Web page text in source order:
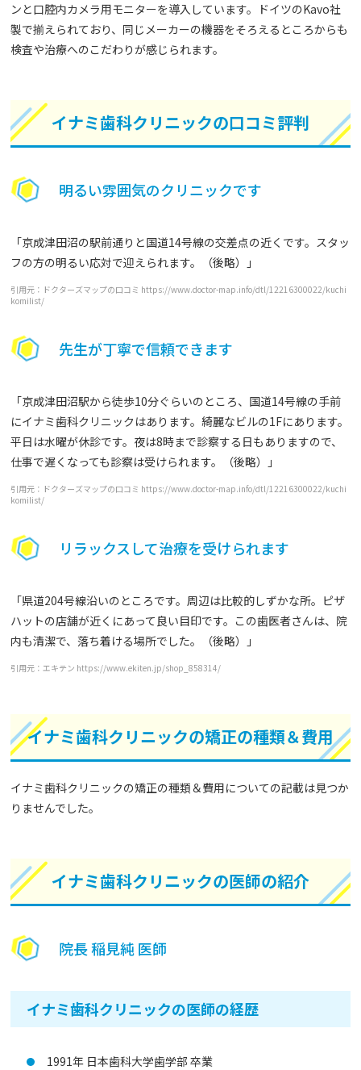
ンと口腔内カメラ用モニターを導入しています。ドイツのKavo社
製で揃えられており、同じメーカーの機器をそろえるところからも
検査や治療へのこだわりが感じられます。
イナミ歯科クリニックの口コミ評判
明るい雰囲気のクリニックです
「京成津田沼の駅前通りと国道14号線の交差点の近くです。スタッ
フの方の明るい応対で迎えられます。（後略）」
引用元：ドクターズマップの口コミ https://www.doctor-map.info/dtl/12216300022/kuchi
komilist/
先生が丁寧で信頼できます
「京成津田沼駅から徒歩10分ぐらいのところ、国道14号線の手前
にイナミ歯科クリニックはあります。綺麗なビルの1Fにあります。
平日は水曜が休診です。夜は8時まで診察する日もありますので、
仕事で遅くなっても診察は受けられます。（後略）」
引用元：ドクターズマップの口コミ https://www.doctor-map.info/dtl/12216300022/kuchi
komilist/
リラックスして治療を受けられます
「県道204号線沿いのところです。周辺は比較的しずかな所。ピザ
ハットの店舗が近くにあって良い目印です。この歯医者さんは、院
内も清潔で、落ち着ける場所でした。（後略）」
引用元：エキテン https://www.ekiten.jp/shop_858314/
イナミ歯科クリニックの矯正の種類＆費用
イナミ歯科クリニックの矯正の種類＆費用についての記載は見つか
りませんでした。
イナミ歯科クリニックの医師の紹介
院長 稲見純 医師
イナミ歯科クリニックの医師の経歴
1991年 日本歯科大学歯学部 卒業